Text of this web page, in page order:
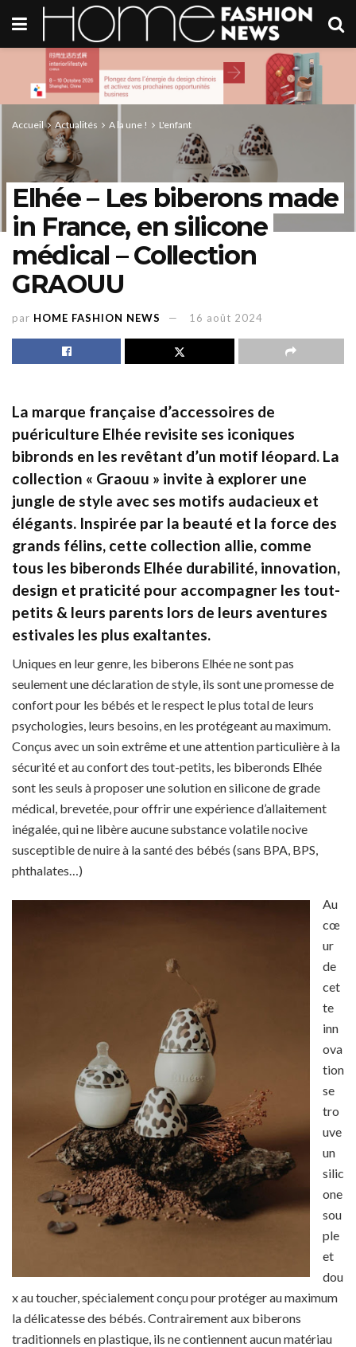
Accueil Actualités A la une ! L'enfant
Elhée – Les biberons made
in France, en silicone
médical – Collection
GRAOUU
par HOME FASHION NEWS 16 août 2024
La marque française d’accessoires de
puériculture Elhée revisite ses iconiques
bibronds en les revêtant d’un motif léopard. La
collection « Graouu » invite à explorer une
jungle de style avec ses motifs audacieux et
élégants. Inspirée par la beauté et la force des
grands félins, cette collection allie, comme
tous les biberonds Elhée durabilité, innovation,
design et praticité pour accompagner les tout-
petits & leurs parents lors de leurs aventures
estivales les plus exaltantes.
Uniques en leur genre, les biberons Elhée ne sont pas
seulement une déclaration de style, ils sont une promesse de
confort pour les bébés et le respect le plus total de leurs
psychologies, leurs besoins, en les protégeant au maximum.
Conçus avec un soin extrême et une attention particulière à la
sécurité et au confort des tout-petits, les biberonds Elhée
sont les seuls à proposer une solution en silicone de grade
médical, brevetée, pour offrir une expérience d’allaitement
inégalée, qui ne libère aucune substance volatile nocive
susceptible de nuire à la santé des bébés (sans BPA, BPS,
phthalates…)
Au
cœ
ur
de
cet
te
inn
ova
tion
se
tro
uve
un
silic
one
sou
ple
et
dou
x au toucher, spécialement conçu pour protéger au maximum
la délicatesse des bébés. Contrairement aux biberons
traditionnels en plastique, ils ne contiennent aucun matériau